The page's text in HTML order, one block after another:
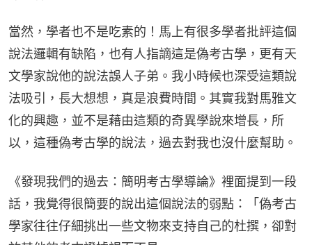
當然，學者也不是吃素的！馬上有很多學者批評這個
說法邏輯有缺陷，也有人指謫這是偽考古學，更有天
文學家說他的說法誤人子弟。我小時候也深受這類說
法吸引，長大想想，真是浪費時間。其實我對馬雅文
化的興趣，並不是藉由這類的奇異學說來增長，所
以，這種偽考古學的說法，過去對我也沒什麼幫助。
《發現我們的過去：簡明考古學導論》裡面提到一段
話，我覺得很簡要的說出這個說法的弱點：「偽考古
學家往往仔細挑出一些文物來支持自己的杜撰，卻對